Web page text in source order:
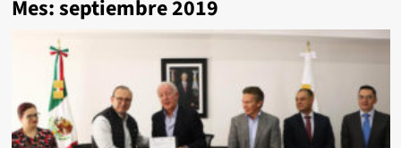
Mes:septiembre 2019